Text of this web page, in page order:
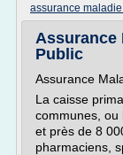
assurance
Assurance
Public
Assurance
La caisse
communes, ou
et près de 8
pharmaciens,